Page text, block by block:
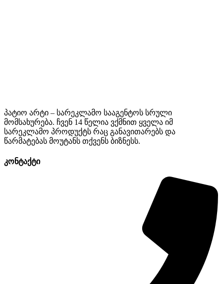
პატიო არტი – სარეკლამო სააგენტოს სრული
მომსახურება. ჩვენ 14 წელია ვქმნით ყველა იმ
სარეკლამო პროდუქტს რაც განავითარებს და
წარმატებას მოუტანს თქვენს ბიზნესს.
კონტაქტი